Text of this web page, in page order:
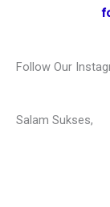
Follow Our
Salam Sukses,